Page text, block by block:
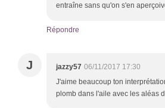
entraîne sans qu'on s'en
Répondre
J jazzy57 06/11/2017 17:30
J'aime beaucoup ton
plomb dans l'aile avec les aléas